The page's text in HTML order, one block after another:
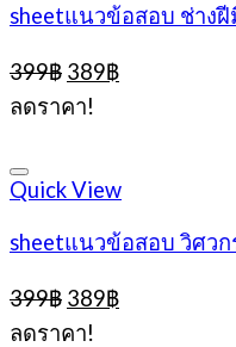
sheetแนวข้อสอบ ช่าง
399฿ Original
price
was:
389฿Current
ลดราคา!
Quick View
sheetแนวข้อสอบ วิศว
399฿ Original
price
389฿Current
ลดราคา!